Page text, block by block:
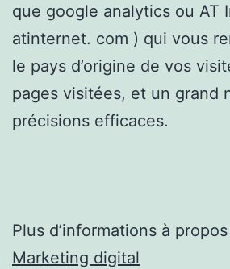
que google analytics ou AT
atinternet. com ) qui vous
le pays d’origine de vos
pages visitées, et un grand
précisions efficaces.
Plus d’informations à
Marketing digital